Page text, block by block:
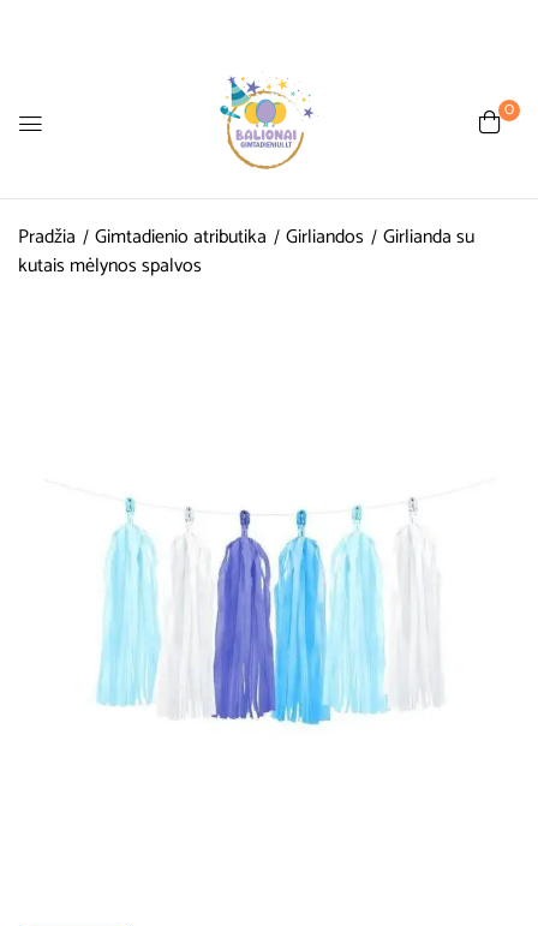
0
Pradžia Gimtadienio atributika Girliandos Girlianda su
kutais mėlynos spalvos